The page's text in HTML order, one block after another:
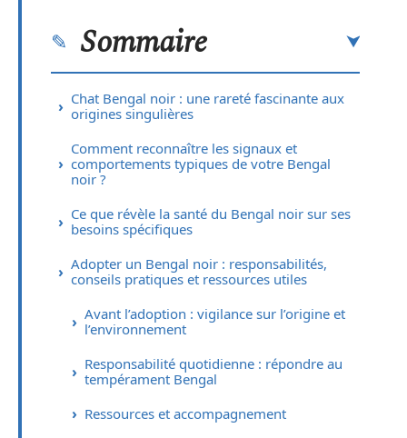
Sommaire
Chat Bengal noir : une rareté fascinante aux
origines singulières
Comment reconnaître les signaux et
comportements typiques de votre Bengal
noir ?
Ce que révèle la santé du Bengal noir sur ses
besoins spécifiques
Adopter un Bengal noir : responsabilités,
conseils pratiques et ressources utiles
Avant l’adoption : vigilance sur l’origine et
l’environnement
Responsabilité quotidienne : répondre au
tempérament Bengal
Ressources et accompagnement